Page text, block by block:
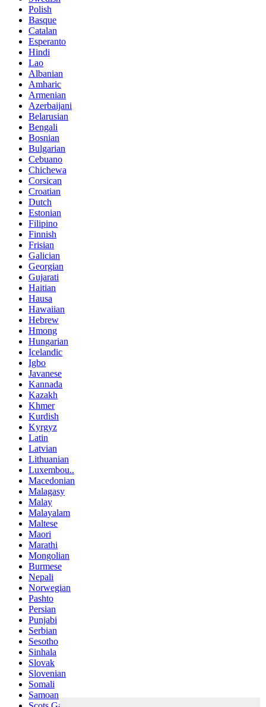
Polish
Basque
Catalan
Esperanto
Hindi
Lao
Albanian
Amharic
Armenian
Azerbaijani
Belarusian
Bengali
Bosnian
Bulgarian
Cebuano
Chichewa
Corsican
Croatian
Dutch
Estonian
Filipino
Finnish
Frisian
Galician
Georgian
Gujarati
Haitian
Hausa
Hawaiian
Hebrew
Hmong
Hungarian
Icelandic
Igbo
Javanese
Kannada
Kazakh
Khmer
Kurdish
Kyrgyz
Latin
Latvian
Lithuanian
Luxembou..
Macedonian
Malagasy
Malay
Malayalam
Maltese
Maori
Marathi
Mongolian
Burmese
Nepali
Norwegian
Pashto
Persian
Punjabi
Serbian
Sesotho
Sinhala
Slovak
Slovenian
Somali
Samoan